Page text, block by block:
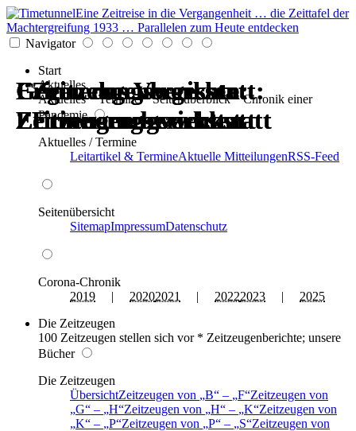
Eine Zeitreise in die Vergangenheit … die Zeittafel der
Machtergreifung 1933 … Parallelen zum Heute entdecken
Navigator
Start
Aktuelles
Aktuelles * Termine * Seitenüberblick * Chronik einer
Pandemie
Aktuelles / Termine
Leitartikel & TermineAktuelle MitteilungenRSS-Feed
Seitenübersicht
SitemapImpressumDatenschutz
Corona-Chronik
2019 | 20202021 | 20222023 | 2025
Die Zeitzeugen
100 Zeitzeugen stellen sich vor * Zeitzeugenberichte; unsere
Bücher
Die Zeitzeugen
ÜbersichtZeitzeugen von B – F Zeitzeugen von
G
– H Zeitzeugen von H – K Zeitzeugen von
K
– P Zeitzeugen von P – S Zeitzeugen von
Erinnerungswerkstatt:
Zeitzeugen berichten
Zeitzeugenberichte:
Erinnerungswerkstatt
Gegen das Vergessen:
Erinnerungswerkstatt
Erinnerungswerkstatt:
Zeitzeugen berichten
Zeitzeugenberichte:
Erinnerungswerkstatt
Gegen das Vergessen:
Erinnerungswerkstatt